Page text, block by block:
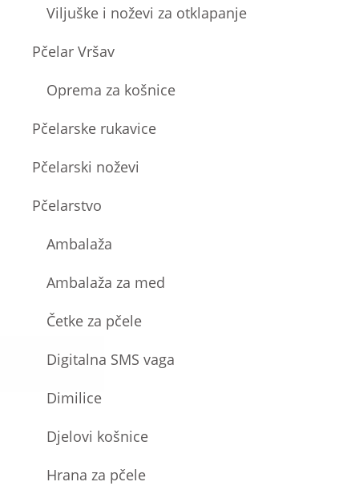
Viljuške i noževi za otklapanje
Pčelar Vršav
Oprema za košnice
Pčelarske rukavice
Pčelarski noževi
Pčelarstvo
Ambalaža
Ambalaža za med
Četke za pčele
Digitalna SMS vaga
Dimilice
Djelovi košnice
Hrana za pčele